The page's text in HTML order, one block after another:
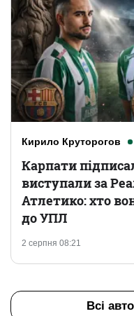
Кирило Круторогов
2 серпня 08:21
Карпати
виступали за
Атлетико: хто
до УПЛ
Всі